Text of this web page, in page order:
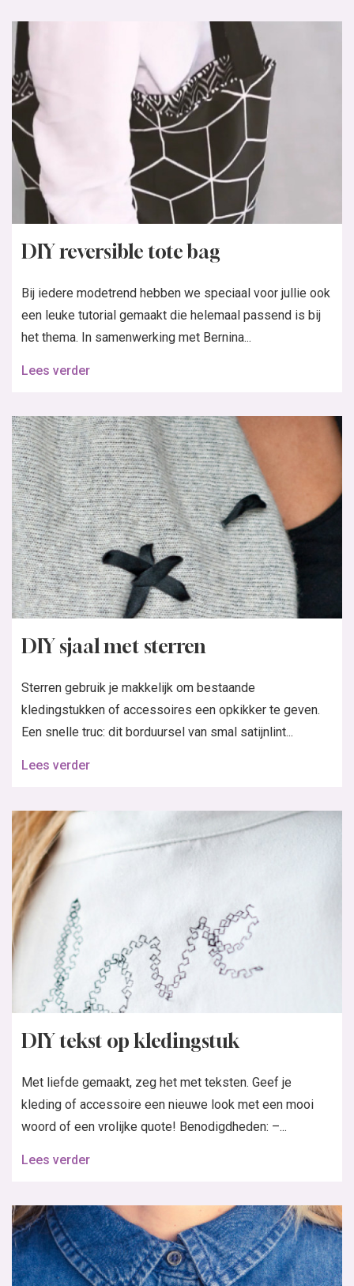
DIY reversible tote bag
Bij iedere modetrend hebben we speciaal voor jullie ook
een leuke tutorial gemaakt die helemaal passend is bij
het thema. In samenwerking met Bernina...
Lees verder
DIY sjaal met sterren
Sterren gebruik je makkelijk om bestaande
kledingstukken of accessoires een opkikker te geven.
Een snelle truc: dit borduursel van smal satijnlint...
Lees verder
DIY tekst op kledingstuk
Met liefde gemaakt, zeg het met teksten. Geef je
kleding of accessoire een nieuwe look met een mooi
woord of een vrolijke quote! Benodigdheden: –...
Lees verder